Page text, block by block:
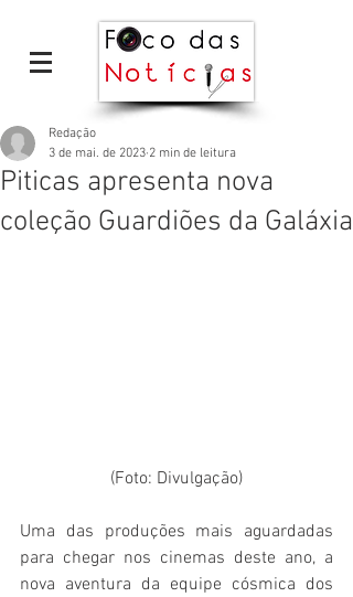
Piticas apresenta nova
coleção Guardiões da Galáxia
Redação
3 de mai. de 2023 2 min de leitura
(Foto: Divulgação)
Uma das produções mais aguardadas
para chegar nos cinemas deste ano, a
nova aventura da equipe cósmica dos